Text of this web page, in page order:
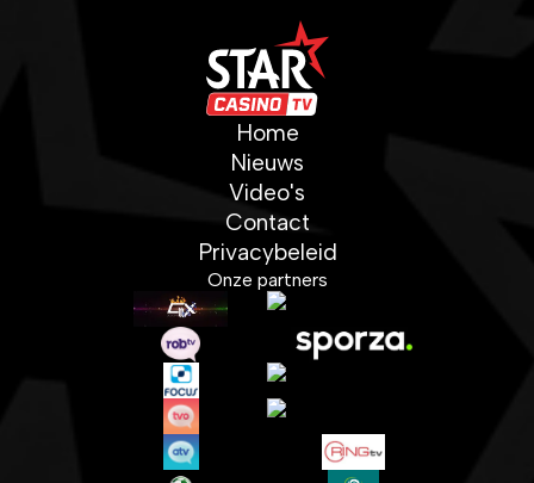
Home
Nieuws
Video's
Contact
Privacybeleid
Onze partners